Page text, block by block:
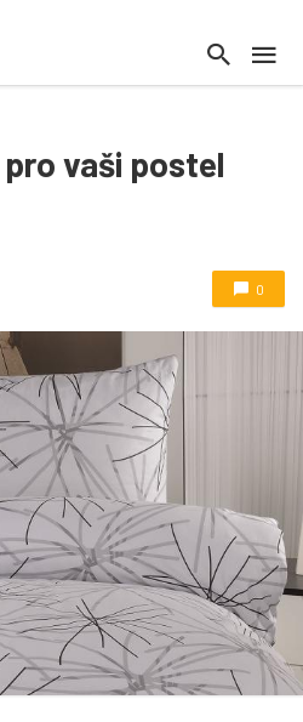
vaši postel
0